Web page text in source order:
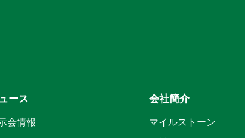
ース
会情報
会社簡介
マイルストーン